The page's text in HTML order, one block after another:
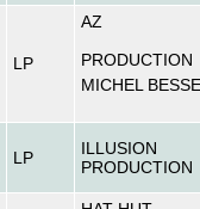
LP
AZ
PRODUCTION
MICHEL
LP
ILLUSION
PRODUCTION